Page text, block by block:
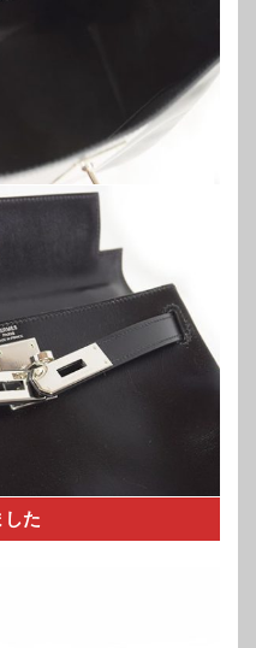
した